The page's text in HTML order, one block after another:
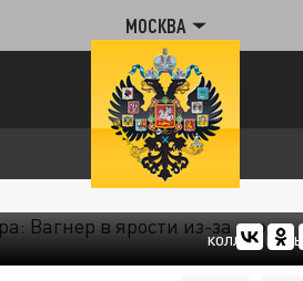
МОСКВА
КОЛЛАЖ